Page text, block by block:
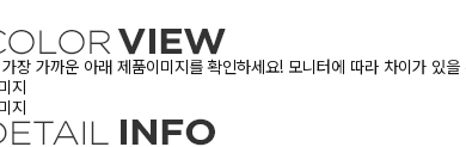
장 가까운 아래 제품이미지를 확인하세요! 모니터에 따라 차이가 있을